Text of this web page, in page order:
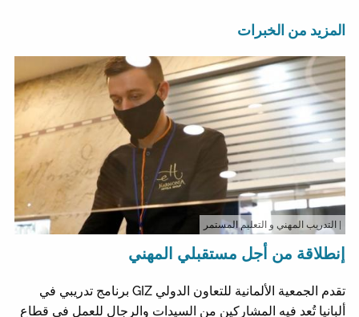
المزيد من الخبرات
| التدريب المهني و التعليم المستمر
إنطلاقة من أجل مستقبلي المهني
تقدم الجمعية الألمانية للتعاون الدولي GIZ برنامج تدريبي في
ألبانيا تُعد فيه المشاركين من السيدات والرجال للعمل في قطاع